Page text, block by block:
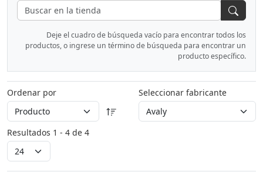
Deje el cuadro de búsqueda vacío para encontrar todos los
productos, o ingrese un término de búsqueda para encontrar un
producto específico.
Ordenar por Seleccionar fabricante
Resultados 1 - 4 de 4